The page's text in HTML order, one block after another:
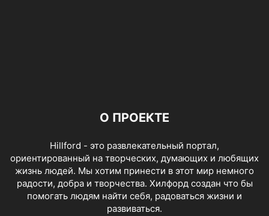
О ПРОЕКТЕ
Hillford - это развлекательный портал,
ориентированный на творческих, думающих и любящих
жизнь людей. Мы хотим принести в этот мир немного
радости, добра и творчества. Хилфорд создан что бы
помогать людям найти себя, радоваться жизни и
развиваться.